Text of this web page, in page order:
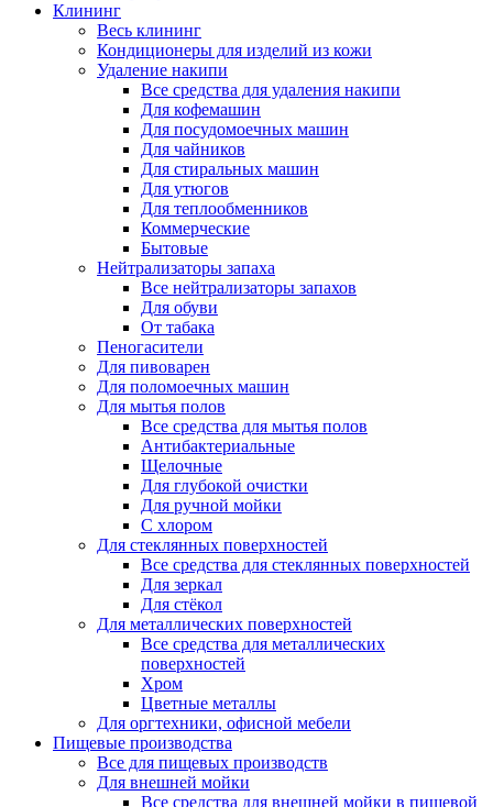
Клининг
Весь клининг
Кондиционеры для изделий из кожи
Удаление накипи
Все средства для удаления накипи
Для кофемашин
Для посудомоечных машин
Для чайников
Для стиральных машин
Для утюгов
Для теплообменников
Коммерческие
Бытовые
Нейтрализаторы запаха
Все нейтрализаторы запахов
Для обуви
От табака
Пеногасители
Для пивоварен
Для поломоечных машин
Для мытья полов
Все средства для мытья полов
Антибактериальные
Щелочные
Для глубокой очистки
Для ручной мойки
С хлором
Для стеклянных поверхностей
Все средства для стеклянных поверхностей
Для зеркал
Для стёкол
Для металлических поверхностей
Все средства для металлических
поверхностей
Хром
Цветные металлы
Для оргтехники, офисной мебели
Пищевые производства
Все для пищевых производств
Для внешней мойки
Все средства для внешней мойки в пищевой